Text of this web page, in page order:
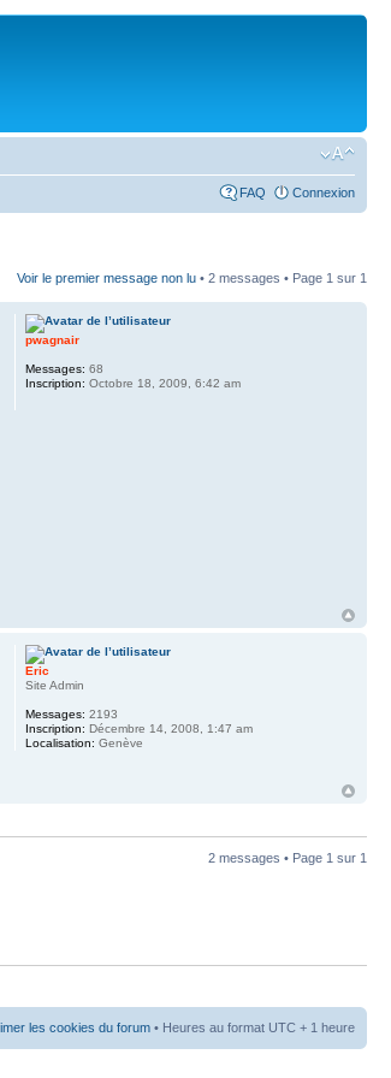
FAQ Connexion
Voir le premier message non lu • 2 messages • Page 1 sur 1
pwagnair
Messages: 68
Inscription: Octobre 18, 2009, 6:42 am
Eric
Site Admin
Messages: 2193
Inscription: Décembre 14, 2008, 1:47 am
Localisation: Genève
2 messages • Page 1 sur 1
les cookies du forum • Heures au format UTC + 1 heure